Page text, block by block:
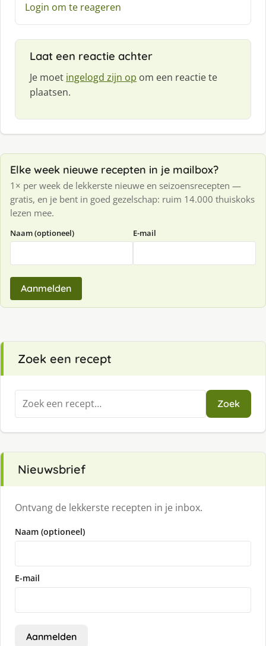
r
Login om te reageren
Laat een reactie achter
Je moet ingelogd zijn op om een reactie te
plaatsen.
Elke week nieuwe recepten in je mailbox?
1× per week de lekkerste nieuwe en seizoensrecepten —
gratis, en je bent in goed gezelschap: ruim 14.000 thuiskoks
lezen mee.
Naam (optioneel) E-mail
Aanmelden
Zoek een recept
Zoeken
naar:
Zoek
Nieuwsbrief
Ontvang de lekkerste recepten in je inbox.
Naam (optioneel)
E-mail
Aanmelden